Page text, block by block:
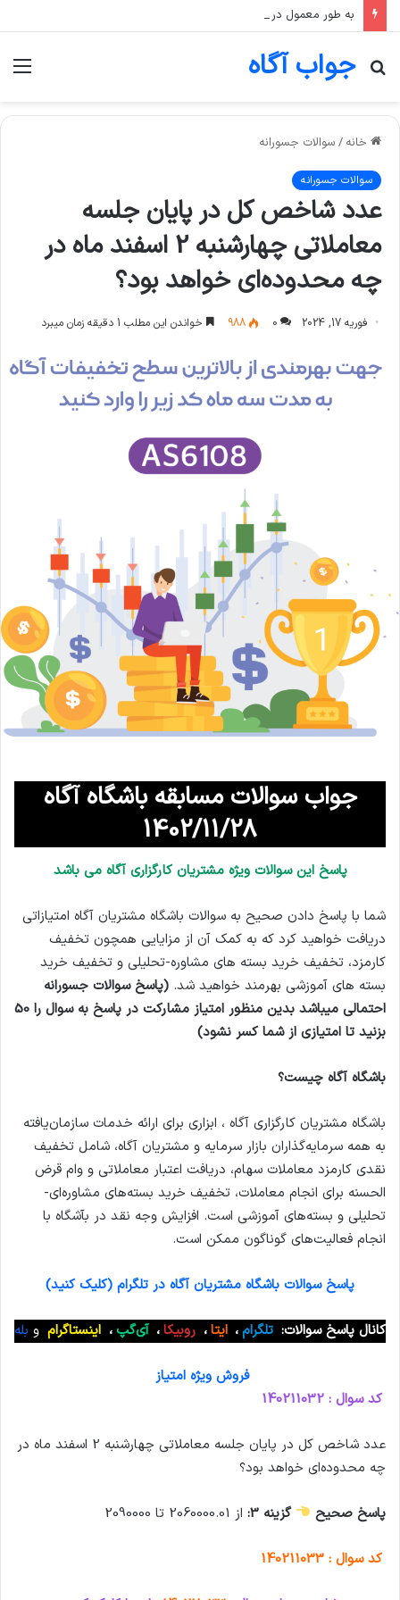
جواب آگاه
جستجو
خانه / سوالات جسورانه
سوالات جسورانه
عدد شاخص کل در پایان جلسه
معاملاتی چهارشنبه 2 اسفند ماه در
چه محدوده‌ای خواهد بود؟
فوریه 17, 2024 0
988 خواندن این مطلب 1 دقیقه زمان میبرد
جواب سوالات مسابقه باشگاه آگاه
1402/11/28
پاسخ این سوالات ویژه مشتریان کارگزاری آگاه می باشد
شما با پاسخ دادن صحیح به سوالات باشگاه مشتریان آگاه امتیازاتی
دریافت خواهید کرد که به کمک آن از مزایایی همچون تخفیف
کارمزد، تخفیف خرید بسته های مشاوره-تحلیلی و تخفیف خرید
بسته های آموزشی بهرمند خواهید شد. (پاسخ سوالات جسورانه
احتمالی میباشد بدین منظور امتیاز مشارکت در پاسخ به سوال را 50
بزنید تا امتیازی از شما کسر نشود)
باشگاه آگاه چیست؟
باشگاه مشتریان کارگزاری آگاه ، ابزاری برای ارائه خدمات سازمان‌یافته
به همه سرمایه‌گذاران بازار سرمایه و مشتریان آگاه، شامل تخفیف
نقدی کارمزد معاملات سهام، دریافت اعتبار معاملاتی و وام قرض
الحسنه برای انجام معاملات، تخفیف خرید بسته‌های مشاوره‌ای-
تحلیلی و بسته‌های آموزشی است. افزایش وجه نقد در بآشگاه با
انجام فعالیت‌های گوناگون ممکن است.
پاسخ سوالات باشگاه مشتریان آگاه در تلگرام (کلیک کنید)
کانال پاسخ سوالات: تلگرام، ایتا، روبیکا، آی‌گپ، اینستاگرام و بله
فروش ویژه امتیاز
کد سوال : 140211032
عدد شاخص کل در پایان جلسه معاملاتی چهارشنبه 2 اسفند ماه در
چه محدوده‌ای خواهد بود؟
پاسخ صحیح گزینه 3: از 2060000.01 تا 2090000
کد سوال : 140211033